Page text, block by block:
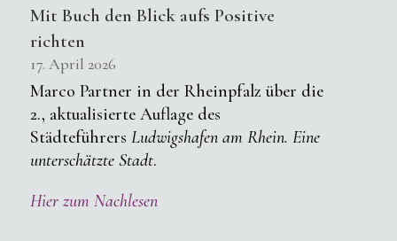
Mit Buch den Blick aufs Positive
richten
17. April 2026
Marco Partner in der Rheinpfalz über die
2., aktualisierte Auflage des
Städteführers Ludwigshafen am Rhein. Eine
unterschätzte Stadt.
Hier zum Nachlesen